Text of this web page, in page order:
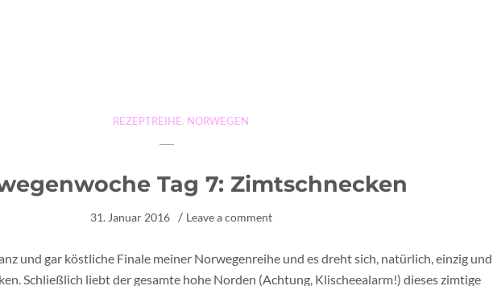
REZEPTREIHE. NORWEGEN
Tag 7: Zimtschnecken
31. Januar 2016 Leave a comment
und gar köstliche Finale meiner Norwegenreihe und es dreht sich, natürlich, einzig und
Schließlich liebt der gesamte hohe Norden (Achtung, Klischeealarm!) dieses zimtige